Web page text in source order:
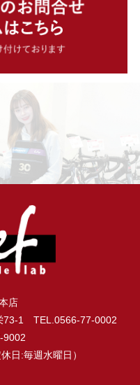
店
73-1 TEL.0566-77-0002
9002
日:毎週水曜日）